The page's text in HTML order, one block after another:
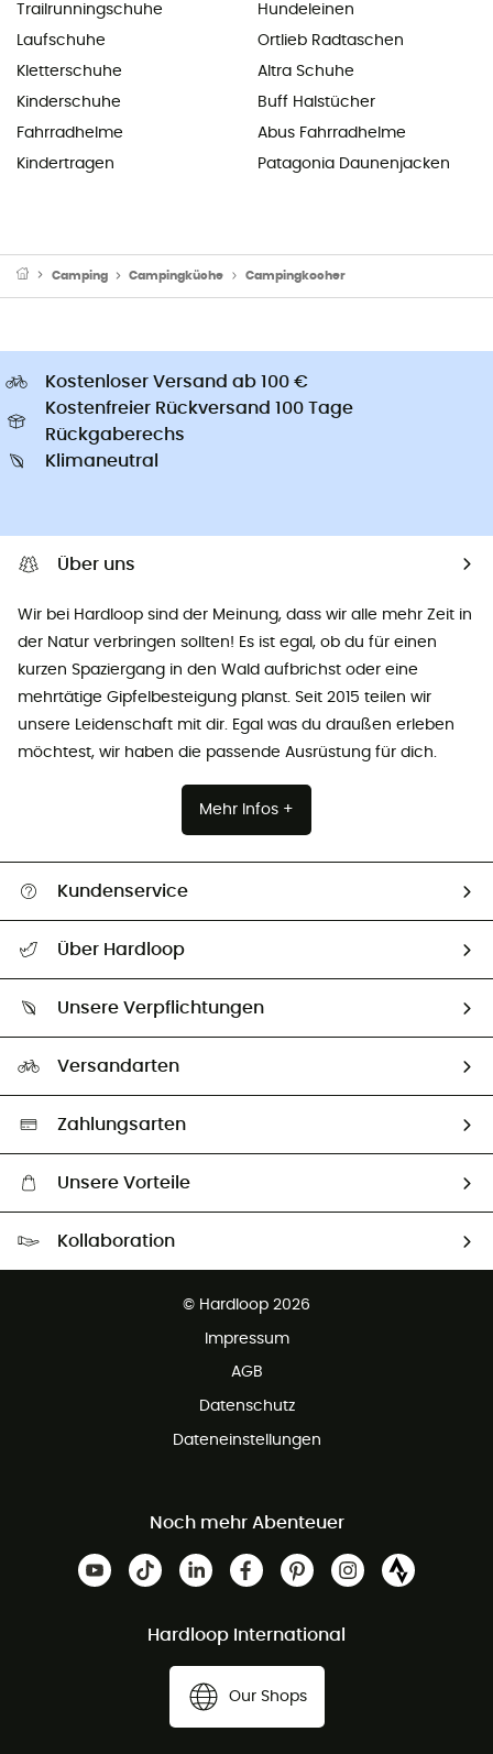
Trailrunningschuhe
Laufschuhe
Kletterschuhe
Kinderschuhe
Fahrradhelme
Kindertragen
Hundeleinen
Ortlieb Radtaschen
Altra Schuhe
Buff Halstücher
Abus Fahrradhelme
Patagonia Daunenjacken
Camping Campingküche Campingkocher
Kostenloser Versand ab 100 €
Kostenfreier Rückversand 100 Tage
Rückgaberechs
Klimaneutral
Über uns
Wir bei Hardloop sind der Meinung, dass wir alle mehr Zeit in
der Natur verbringen sollten! Es ist egal, ob du für einen
kurzen Spaziergang in den Wald aufbrichst oder eine
mehrtätige Gipfelbesteigung planst. Seit 2015 teilen wir
unsere Leidenschaft mit dir. Egal was du draußen erleben
möchtest, wir haben die passende Ausrüstung für dich.
Mehr Infos +
Kundenservice
Größentabelle
Vertrag widerrufen
Über Hardloop
Unsere Botschafter
Unsere Verpflichtungen
Auswahl an nachhaltigen Produkten
Versandarten
Zahlungsarten
Unsere Vorteile
Kollaboration
© Hardloop 2026
Impressum
AGB
Datenschutz
Dateneinstellungen
Noch mehr Abenteuer
Hardloop International
Our Shops